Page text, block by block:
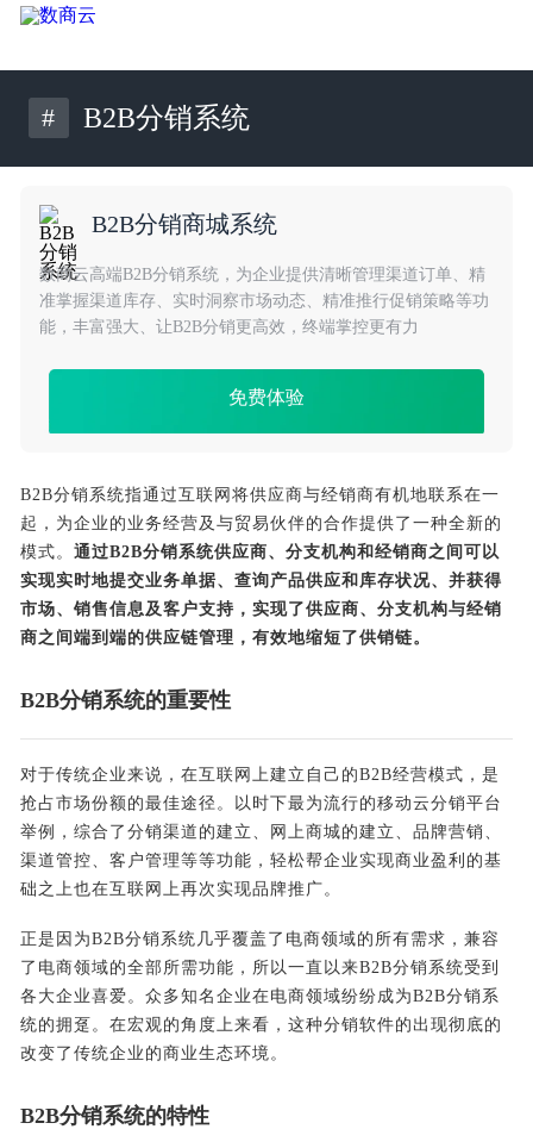
# B2B分销系统
B2B分销商城系统
数商云高端B2B分销系统，为企业提供清晰管理渠道订单、精
准掌握渠道库存、实时洞察市场动态、精准推行促销策略等功
能，丰富强大、让B2B分销更高效，终端掌控更有力
免费体验
B2B分销系统指通过互联网将供应商与经销商有机地联系在一
起，为企业的业务经营及与贸易伙伴的合作提供了一种全新的
模式。 通过B2B分销系统供应商、分支机构和经销商之间可以
实现实时地提交业务单据、查询产品供应和库存状况、并获得
市场、销售信息及客户支持，实现了供应商、分支机构与经销
商之间端到端的供应链管理，有效地缩短了供销链。
B2B分销系统的重要性
对于传统企业来说，在互联网上建立自己的B2B经营模式，是
抢占市场份额的最佳途径。以时下最为流行的移动云分销平台
举例，综合了分销渠道的建立、网上商城的建立、品牌营销、
渠道管控、客户管理等等功能，轻松帮企业实现商业盈利的基
础之上也在互联网上再次实现品牌推广。
正是因为B2B分销系统几乎覆盖了电商领域的所有需求，兼容
了电商领域的全部所需功能，所以一直以来B2B分销系统受到
各大企业喜爱。众多知名企业在电商领域纷纷成为B2B分销系
统的拥趸。在宏观的角度上来看，这种分销软件的出现彻底的
改变了传统企业的商业生态环境。
B2B分销系统的特性